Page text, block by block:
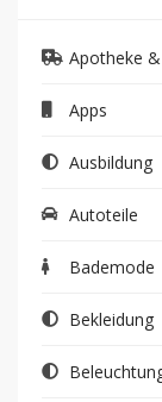
Apotheke
Apps
Ausbildung
Autoteile
Bademode
Bekleidung